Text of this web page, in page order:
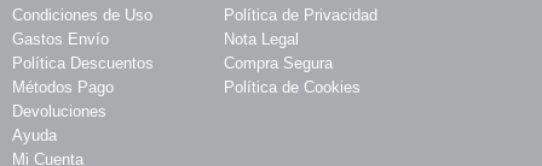
Condiciones de Uso
Gastos Envío
Política Descuentos
Métodos Pago
Devoluciones
Ayuda
Mi Cuenta
Política de Privacidad
Nota Legal
Compra Segura
Política de Cookies